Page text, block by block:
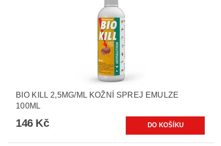
BIO KILL 2,5MG/ML KOŽNÍ SPREJ EMULZE
100ML
146 Kč